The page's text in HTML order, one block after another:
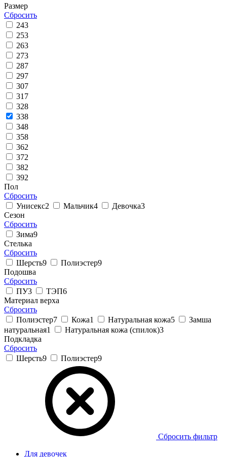
Размер
Сбросить
243
253
263
273
287
297
307
31 7
328
338
348
358
362
372
382
392
Пол
Сбросить
Унисекс2 Мальчик4 Девочка3
Сезон
Сбросить
Зима9
Стелька
Сбросить
Шерсть9 Полиэстер9
Подошва
Сбросить
ПУ3 ТЭП6
Материал верха
Сбросить
Полиэстер7 Кожа1 Натуральная кожа5
Замша
натуральная1 Натуральная кожа (спилок)3
Подкладка
Сбросить
Шерсть9 Полиэстер9
Сбросить фильтр
Для девочек